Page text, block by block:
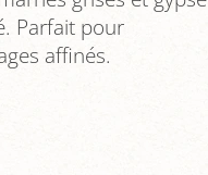
Parfait pour
affinés.